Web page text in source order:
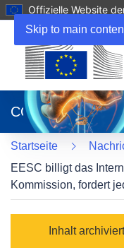
Skip to main
Offizielle Website
neuem
Fenster)
CORDIS
Startseite
EESC billigt das
Kommission, fordert
Category
Inhalt